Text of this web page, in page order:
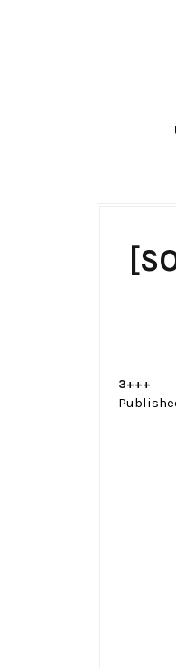
3+++